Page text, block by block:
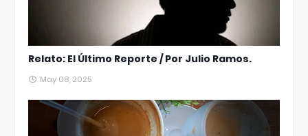
Relato: El Último Reporte / Por Julio Ramos.
May 08, 2025